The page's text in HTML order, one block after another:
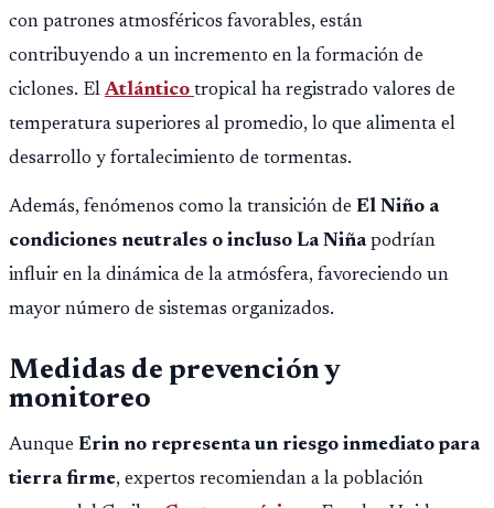
con patrones atmosféricos favorables, están
contribuyendo a un incremento en la formación de
ciclones. ElAtlántico tropical ha registrado valores de
temperatura superiores al promedio, lo que alimenta el
desarrollo y fortalecimiento de tormentas.
Además, fenómenos como la transición de El Niño a
condiciones neutrales o incluso La Niñapodrían
influir en la dinámica de la atmósfera, favoreciendo un
mayor número de sistemas organizados.
Medidas de prevención y
monitoreo
Aunque Erin no representa un riesgo inmediato para
tierra firme, expertos recomiendan a la población